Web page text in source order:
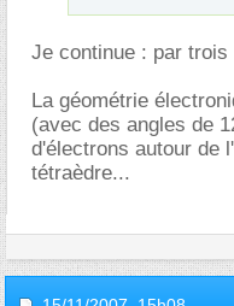
Je continue : par
La géométrie
(avec des angles de
d'électrons autour de
tétraèdre...